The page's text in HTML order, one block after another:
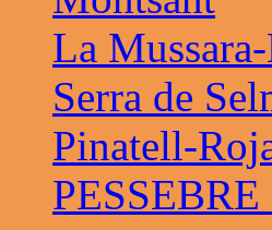
La
Serra de
Pinatell-